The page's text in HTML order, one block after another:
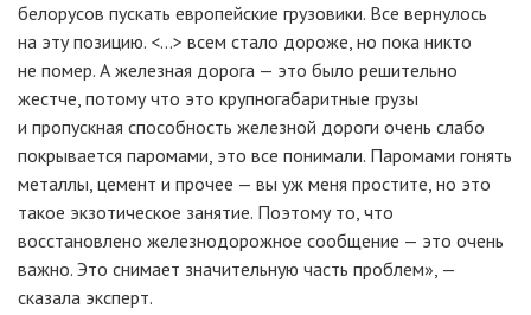
белорусов пускать европейские грузовики. Все вернулось
на эту позицию. <...> всем стало дороже, но пока никто
не помер. А железная дорога — это было решительно
жестче, потому что это крупногабаритные грузы
и пропускная способность железной дороги очень слабо
покрывается паромами, это все понимали. Паромами гонять
металлы, цемент и прочее — вы уж меня простите, но это
такое экзотическое занятие. Поэтому то, что
восстановлено железнодорожное сообщение — это очень
важно. Это снимает значительную часть проблем», —
сказала эксперт.